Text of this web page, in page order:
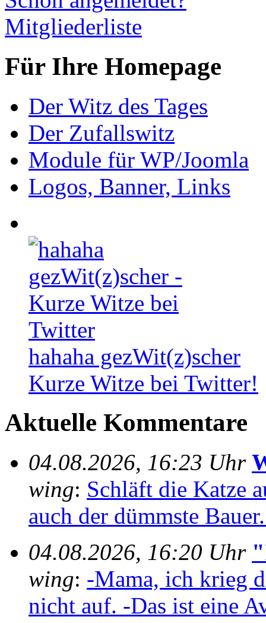
Mitgliederliste
Für Ihre Homepage
Der Witz des Tages
Der Zufallswitz
Module für WP/Joomla
Logos, Banner, Links
hahaha gezWit(z)scher
Kurze Witze bei Twitter!
Aktuelle Kommentare
04.08.2026, 16:23 Uhr
wing: Schläft die Katze
auch der dümmste
04.08.2026, 16:20 Uhr
wing: -Mama, ich krieg
nicht auf. -Das ist eine